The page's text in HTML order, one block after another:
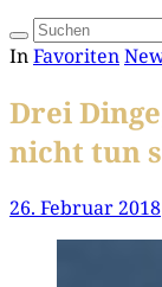
InFavoriten
Drei
nicht tun
26. Februar 2018